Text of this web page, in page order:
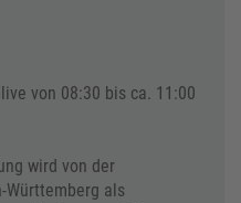
von 08:30 bis ca. 11:00
wird von der
Württemberg als